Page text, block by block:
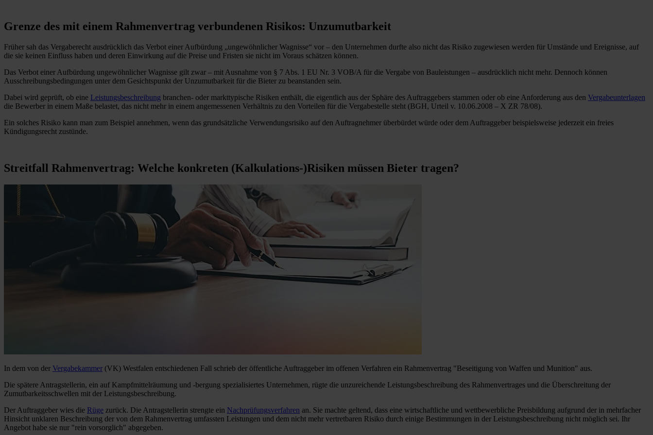
Grenze des mit einem Rahmenvertrag verbundenen Risikos: Unzumutbarkeit
Früher sah das Vergaberecht ausdrücklich das Verbot einer Aufbürdung „ungewöhnlicher Wagnisse“ vor – den Unternehmen durfte also nicht das Risiko zugewiesen werden für Umstände und Ereignisse, auf
die sie keinen Einfluss haben und deren Einwirkung auf die Preise und Fristen sie nicht im Voraus schätzen können.
Das Verbot einer Aufbürdung ungewöhnlicher Wagnisse gilt zwar – mit Ausnahme von § 7 Abs. 1 EU Nr. 3 VOB/A für die Vergabe von Bauleistungen – ausdrücklich nicht mehr. Dennoch können
Ausschreibungsbedingungen unter dem Gesichtspunkt der Unzumutbarkeit für die Bieter zu beanstanden sein.
Dabei wird geprüft, ob eine Leistungsbeschreibung branchen- oder markttypische Risiken enthält, die eigentlich aus der Sphäre des Auftraggebers stammen oder ob eine Anforderung aus den Vergabeunterlagen
die Bewerber in einem Maße belastet, das nicht mehr in einem angemessenen Verhältnis zu den Vorteilen für die Vergabestelle steht (BGH, Urteil v. 10.06.2008 – X ZR 78/08).
Ein solches Risiko kann man zum Beispiel annehmen, wenn das grundsätzliche Verwendungsrisiko auf den Auftragnehmer überbürdet würde oder dem Auftraggeber beispielsweise jederzeit ein freies
Kündigungsrecht zustünde.
Streitfall Rahmenvertrag: Welche konkreten (Kalkulations-)Risiken müssen Bieter tragen?
In dem von der Vergabekammer (VK) Westfalen entschiedenen Fall schrieb der öffentliche Auftraggeber im offenen Verfahren ein Rahmenvertrag "Beseitigung von Waffen und Munition" aus.
Die spätere Antragstellerin, ein auf Kampfmittelräumung und -bergung spezialisiertes Unternehmen, rügte die unzureichende Leistungsbeschreibung des Rahmenvertrages und die Überschreitung der
Zumutbarkeitsschwellen mit der Leistungsbeschreibung.
Der Auftraggeber wies die Rüge zurück. Die Antragstellerin strengte ein Nachprüfungsverfahren an. Sie machte geltend, dass eine wirtschaftliche und wettbewerbliche Preisbildung aufgrund der in mehrfacher
Hinsicht unklaren Beschreibung der von dem Rahmenvertrag umfassten Leistungen und dem nicht mehr vertretbaren Risiko durch einige Bestimmungen in der Leistungsbeschreibung nicht möglich sei. Ihr
Angebot habe sie nur "rein vorsorglich" abgegeben.